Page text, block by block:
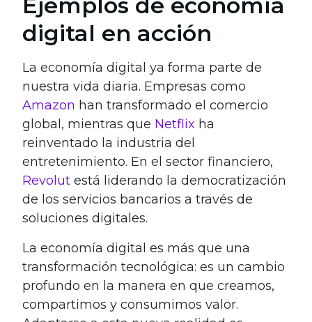
digital en acción
La economía digital ya forma parte de
nuestra vida diaria. Empresas como
Amazon han transformado el comercio
global, mientras que Netflix ha
reinventado la industria del
entretenimiento. En el sector financiero,
Revolut está liderando la democratización
de los servicios bancarios a través de
soluciones digitales.
La economía digital es más que una
transformación tecnológica: es un cambio
profundo en la manera en que creamos,
compartimos y consumimos valor.